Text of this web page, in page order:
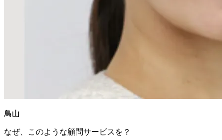
鳥山
なぜ、このような顧問サービスを？